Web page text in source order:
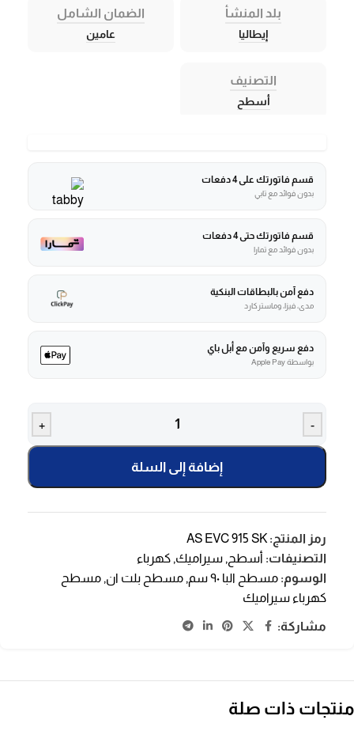
بلد المنشأ
إيطاليا
الضمان الشامل
عامين
التصنيف
أسطح
قسم فاتورتك على 4 دفعات
بدون فوائد مع تابي
قسم فاتورتك حتى 4 دفعات
بدون فوائد مع تمارا
دفع آمن بالبطاقات البنكية
مدى، فيزا، وماستركارد
دفع سريع وآمن مع أبل باي
بواسطة Apple Pay
-
+
إضافة إلى السلة
رمز المنتج: AS EVC 915 SK
التصنيفات: أسطح , سيراميك, كهرباء
الوسوم: مسطح البا ٩٠ سم , مسطح بلت ان, مسطح
كهرباء سيراميك
مشاركة:
منتجات ذات صلة